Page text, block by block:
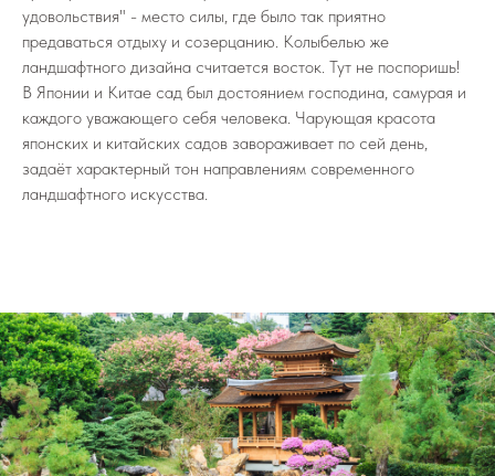
удовольствия" - место силы, где было так приятно
предаваться отдыху и созерцанию. Колыбелью же
ландшафтного дизайна считается восток. Тут не поспоришь!
В Японии и Китае сад был достоянием господина, самурая и
каждого уважающего себя человека. Чарующая красота
японских и китайских садов завораживает по сей день,
задаёт характерный тон направлениям современного
ландшафтного искусства.